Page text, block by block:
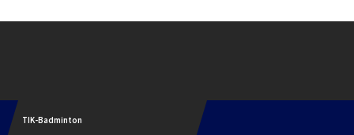
TIK-Badminton